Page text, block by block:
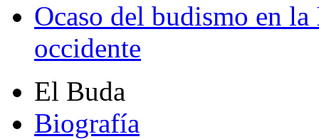
Ocaso del budismo en
occidente
El Buda
Biografía